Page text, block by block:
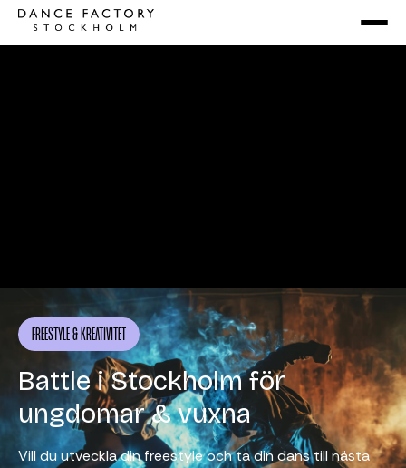
FREESTYLE & KREATIVITET
Battle i Stockholm för
ungdomar & vuxna
Vill du utveckla din freestyle och ta din dans till nästa